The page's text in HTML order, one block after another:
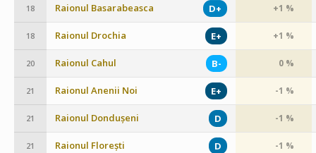
18 Raionul Basarabeasca D+ +1 %
18 Raionul Drochia E+ +1 %
20 Raionul Cahul B- 0 %
21 Raionul Anenii Noi E+ -1 %
21 Raionul Dondușeni D -1 %
21 Raionul Florești D -1 %